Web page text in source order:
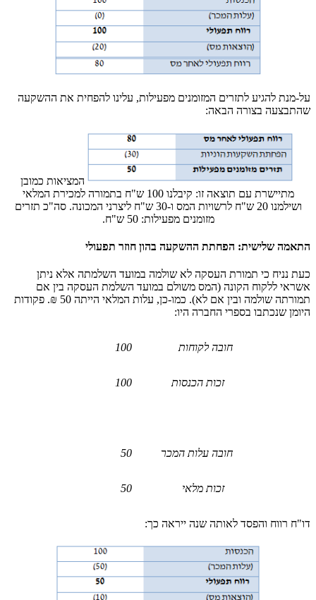
על-מנת להגיע לתזרים המזומנים מפעילות, עלינו להפחית את ההשקעה
שהתבצעה בצורה הבאה:
המציאות כמובן
מתיישרת עם תוצאה זו: קיבלנו 100 ש"ח בתמורה למכירת המלאי
ושילמנו 20 ש"ח לרשויות המס ו-30 ש"ח ליצרני המכונה. סה"כ תזרים
מזומנים מפעילות: 50 ש"ח.
התאמה שלישית: הפחתת ההשקעה בהון חוזר תפעולי
כעת נניח כי תמורת העסקה לא שולמה במועד השלמתה אלא ניתן
אשראי ללקוח הקונה (המס משולם במועד השלמת העסקה בין אם
תמורתה שולמה ובין אם לא). כמו-כן, עלות המלאי הייתה 50 ₪. פקודות
היומן שנכתבו בספרי החברה היו:
חובה לקוחות 100
זכות הכנסות 100
חובה עלות המכר 50
זכות מלאי 50
דו"ח רווח והפסד לאותה שנה ייראה כך: